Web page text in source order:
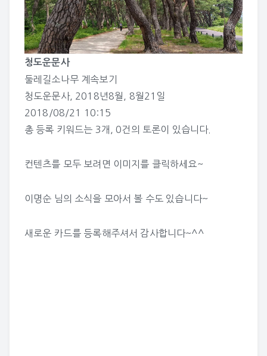
청도운문사
둘레길소나무 계속보기
청도운문사, 2018년8월
8월21일
2018/08/21 10:15
총 등록 키워드는 3개, 0건의 토론이 있습니다.
컨텐츠를 모두 보려면 이미지를 클릭하세요~
이명순 님의 소식을 모아서 볼 수도 있습니다~
새로운 카드를 등록해주셔서 감사합니다~^^